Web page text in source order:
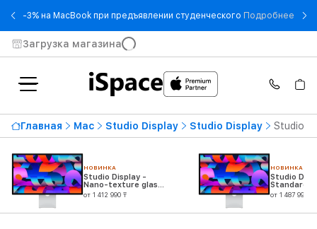
-3% на MacBook при предъявлении студенческого Подробнее - -
Загрузка магазина
Главная Mac Studio Display Studio Display Studio
НОВИНКА
Studio Display -
Nano-texture glass
- Tilt-adjustable
stand
от 1 412 990 ₸
НОВИНКА
Studio
Standard
Tilt- and
adjustable
от 1 487 990 ₸